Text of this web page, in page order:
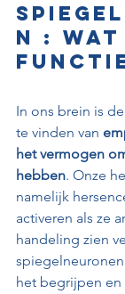
n : wat
In ons brein is
te vinden van
het vermogen
hebben. Onze
namelijk
activeren als ze
handeling zien
het begrijpen en